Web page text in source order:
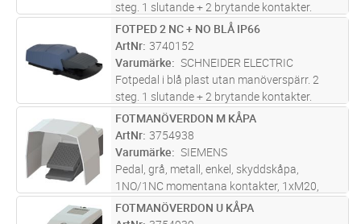
steg. 1 slutande + 2 brytande kontakter.
ST Lägg i kundvagn
FOTPED 2 NC + NO BLÅ IP66
ArtNr 3740152
Varumärke
SCHNEIDER ELECTRIC
Fotpedal i blå plast utan manöverspärr. 2
steg. 1 slutande + 2 brytande kontakter.
ST Lägg i kundvagn
FOTMANÖVERDON M KÅPA
ArtNr 3754938
Varumärke
SIEMENS
Pedal, grå, metall, enkel, skyddskåpa,
1NO/1NC momentana kontakter, 1xM20,
IP65
ST Lägg i kundvagn
FOTMANÖVERDON U KÅPA